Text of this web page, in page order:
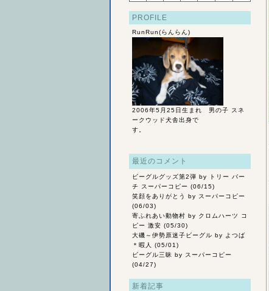
PROFILE
RunRun(らんらん)
2006年5月25日生まれ 男の子 スネ
ークウッド犬舎出身で
す。
最近のコメント
ビーグルグッズ第2弾 by トリー バー
チ スーパーコピー (06/15)
笑顔をありがとう
by スーパーコピー
(06/03)
寄ふれあい動物村 by クロムハーツ コ
ピー 激安 (05/30)
大磯～伊勢原迷子ビーグル by よつば
＊暇人 (05/01)
ビーグル三昧 by スーパーコピー
(04/27)
新着記事